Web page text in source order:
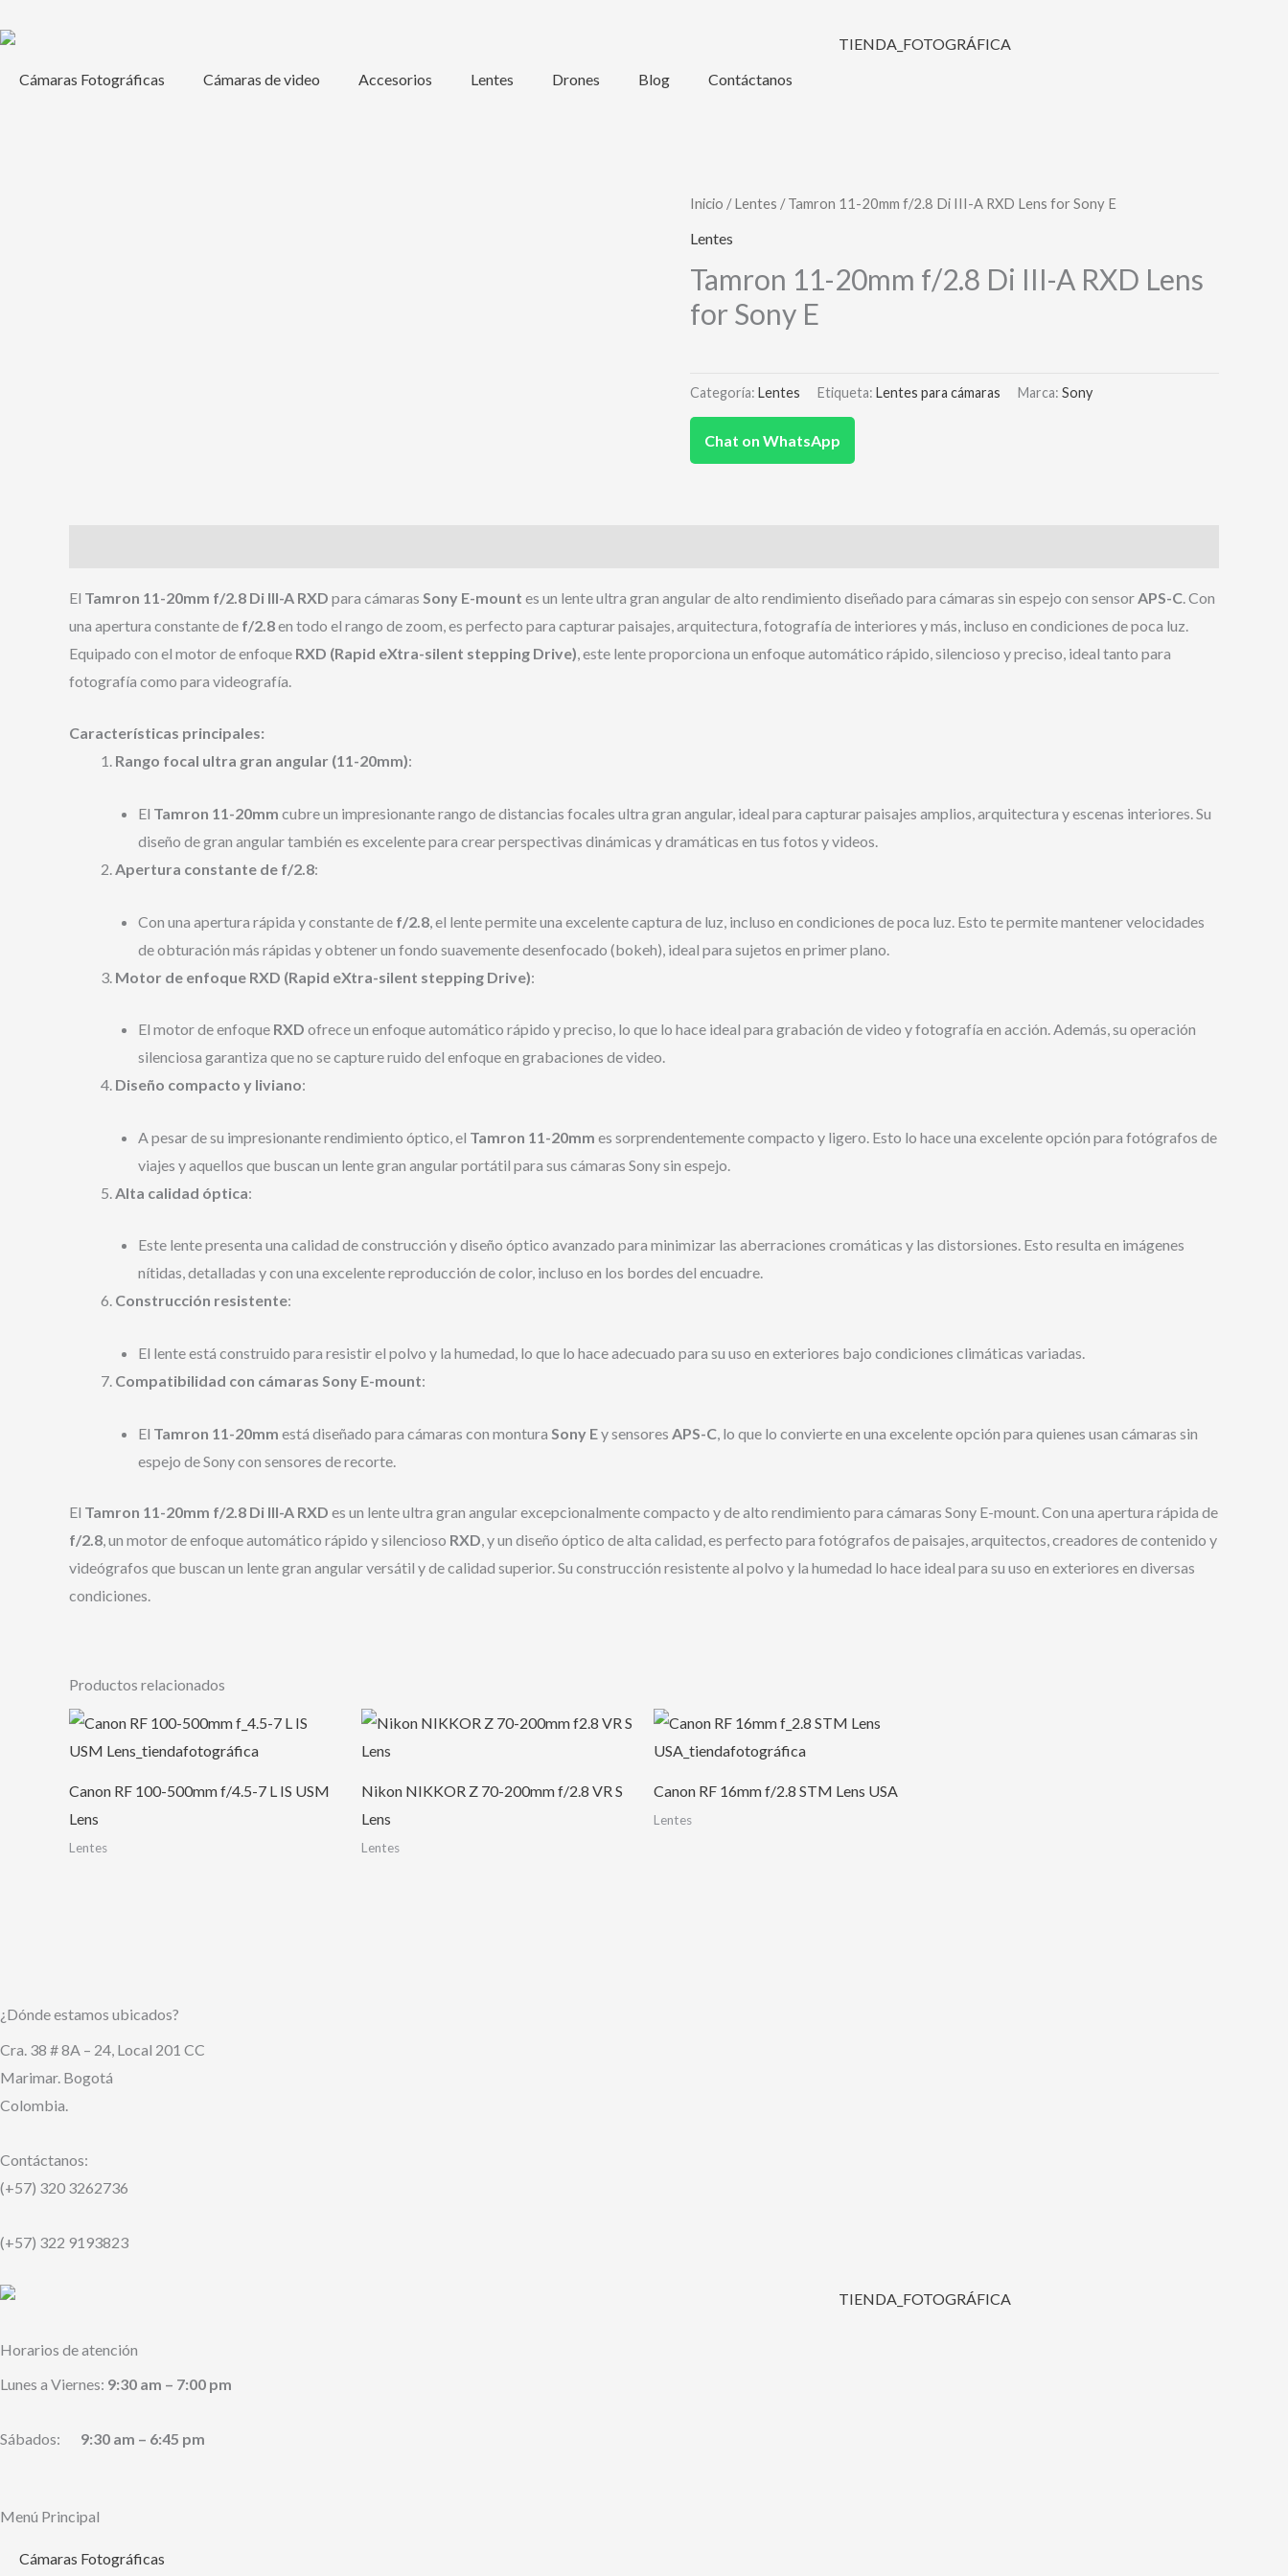
al
Cámaras Fotográficas Cámaras de video Accesorios Lentes Drones Blog Contáctanos
Inicio /Lentes / Tamron 11-20mm f/2.8 Di III-A RXD Lens for Sony E
Lentes
Tamron 11-20mm f/2.8 Di III-A RXD Lens
for Sony E
Categoría: Lentes Etiqueta: Lentes para cámaras Marca: Sony
Chat on WhatsApp
El Tamron 11-20mm f/2.8 Di III-A RXD para cámaras Sony E-mount es un lente ultra gran angular de alto rendimiento diseñado para cámaras sin espejo con sensorAPS-C. Con
una apertura constante de f/2.8en todo el rango de zoom, es perfecto para capturar paisajes, arquitectura, fotografía de interiores y más, incluso en condiciones de poca luz.
Equipado con el motor de enfoque RXD (Rapid eXtra-silent stepping Drive), este lente proporciona un enfoque automático rápido, silencioso y preciso, ideal tanto para
fotografía como para videografía.
Características principales:
Rango focal ultra gran angular (11-20mm):
El Tamron 11-20mm cubre un impresionante rango de distancias focales ultra gran angular, ideal para capturar paisajes amplios, arquitectura y escenas interiores. Su
diseño de gran angular también es excelente para crear perspectivas dinámicas y dramáticas en tus fotos y videos.
Apertura constante de f/2.8:
Con una apertura rápida y constante de f/2.8 , el lente permite una excelente captura de luz, incluso en condiciones de poca luz. Esto te permite mantener velocidades
de obturación más rápidas y obtener un fondo suavemente desenfocado (bokeh), ideal para sujetos en primer plano.
Motor de enfoque RXD (Rapid eXtra-silent stepping Drive):
El motor de enfoque RXD ofrece un enfoque automático rápido y preciso, lo que lo hace ideal para grabación de video y fotografía en acción. Además, su operación
silenciosa garantiza que no se capture ruido del enfoque en grabaciones de video.
Diseño compacto y liviano:
A pesar de su impresionante rendimiento óptico, el Tamron 11-20mm es sorprendentemente compacto y ligero. Esto lo hace una excelente opción para fotógrafos de
viajes y aquellos que buscan un lente gran angular portátil para sus cámaras Sony sin espejo.
Alta calidad óptica:
Este lente presenta una calidad de construcción y diseño óptico avanzado para minimizar las aberraciones cromáticas y las distorsiones. Esto resulta en imágenes
nítidas, detalladas y con una excelente reproducción de color, incluso en los bordes del encuadre.
Construcción resistente:
El lente está construido para resistir el polvo y la humedad, lo que lo hace adecuado para su uso en exteriores bajo condiciones climáticas variadas.
Compatibilidad con cámaras Sony E-mount:
El Tamron 11-20mm está diseñado para cámaras con montura Sony Ey sensores APS-C , lo que lo convierte en una excelente opción para quienes usan cámaras sin
espejo de Sony con sensores de recorte.
El Tamron 11-20mm f/2.8 Di III-A RXD es un lente ultra gran angular excepcionalmente compacto y de alto rendimiento para cámaras Sony E-mount. Con una apertura rápida de
f/2.8 , un motor de enfoque automático rápido y silencioso RXD , y un diseño óptico de alta calidad, es perfecto para fotógrafos de paisajes, arquitectos, creadores de contenido y
videógrafos que buscan un lente gran angular versátil y de calidad superior. Su construcción resistente al polvo y la humedad lo hace ideal para su uso en exteriores en diversas
condiciones.
Productos relacionados
Canon RF 100-500mm f/4.5-7 L IS USM
Lens
Lentes
Nikon NIKKOR Z 70-200mm f/2.8 VR S
Lens
Lentes
Canon RF 16mm f/2.8 STM Lens USA
Lentes
¿Dónde estamos ubicados?
Cra. 38 # 8A – 24, Local 201 CC
Marimar. Bogotá
Colombia.
Contáctanos:
(+57) 320 3262736
(+57) 322 9193823
Horarios de atención
Lunes a Viernes: 9:30 am – 7:00 pm
Sábados: 9:30 am – 6:45 pm
Menú Principal
Cámaras Fotográficas